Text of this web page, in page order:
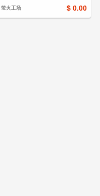
兼容树莓派4B 支持Linux、
Debian、Android系统
萤火工场 $ 0.00